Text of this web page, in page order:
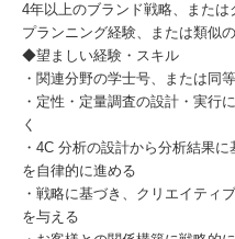
4年以上のブランド戦略、また
プランニング経験、または類似
◆望ましい経験・スキル
・関連分野の学士号、または同
・定性・定量調査の設計・実行
く
・4C 分析の設計から分析結果
を自律的に進める
・戦略に基づき、クリエイティ
を与える